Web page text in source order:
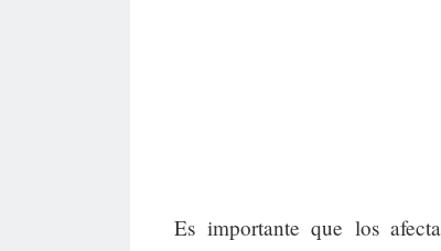
Es importante que los